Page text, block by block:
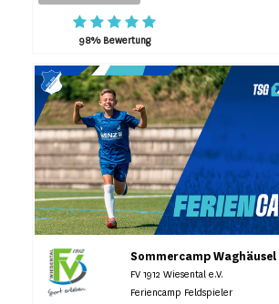
98% Bewertung
Sommercamp
FV 1912 Wiesental e.V.
Feriencamp Feldspieler